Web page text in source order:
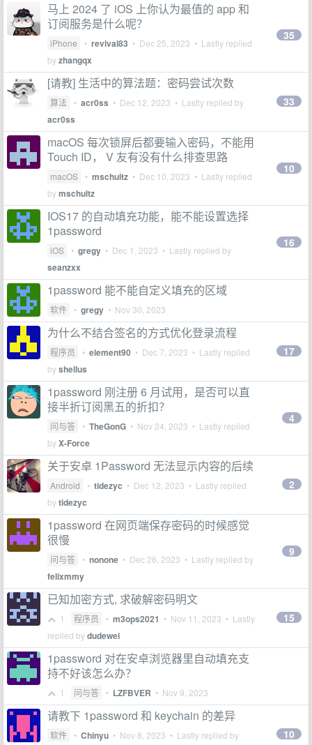
马上 2024 了 iOS 上你认为最值的 app 和
订阅服务是什么呢？
iPhone • revival83 • Dec 25, 2023 • Lastly replied
byzhangqx
35
[请教] 生活中的算法题：密码尝试次数
算法 • acr0ss • Dec 12, 2023 • Lastly replied by
acr0ss
33
macOS 每次锁屏后都要输入密码，不能用
Touch ID， V 友有没有什么排查思路
macOS • mschultz • Dec 10, 2023 • Lastly replied
bymschultz
10
IOS17 的自动填充功能，能不能设置选择
1password
iOS • gregy • Dec 1, 2023 • Lastly replied by
seanzxx
16
1password 能不能自定义填充的区域
软件 • gregy • Nov 30, 2023
为什么不结合签名的方式优化登录流程
程序员 • element90 • Dec 7, 2023 • Lastly replied
byshellus
17
1password 刚注册 6 月试用，是否可以直
接半折订阅黑五的折扣？
问与答 • TheGonG • Nov 24, 2023 • Lastly replied
byX-Force
4
关于安卓 1Password 无法显示内容的后续
Android • tidezyc • Dec 12, 2023 • Lastly replied
bytidezyc
2
1password 在网页端保存密码的时候感觉
很慢
问与答 • nonone • Dec 26, 2023 • Lastly replied by
felixmmy
9
已知加密方式, 求破解密码明文
1 程序员 • m3ops2021 • Nov 11, 2023 • Lastly
replied bydudewei
15
1password 对在安卓浏览器里自动填充支
持不好该怎么办？
1 问与答 • LZFBVER • Nov 9, 2023
请教下 1password 和 keychain 的差异
软件 • Chinyu • Nov 8, 2023 • Lastly replied by 10